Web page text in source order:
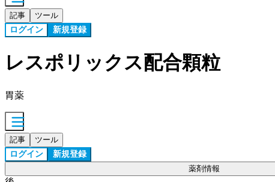
記事 ツール
ログイン 新規登録
レスポリックス配合顆粒
胃薬
記事 ツール
ログイン 新規登録
薬剤情報